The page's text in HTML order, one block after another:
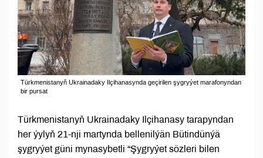
Türkmenistanyň Ukrainadaky Ilçihanasynda geçirilen şygryýet marafonyndan
bir pursat
Türkmenistanyň Ukrainadaky Ilçihanasy tarapyndan
her ýylyň 21-nji martynda bellenilýän Bütindünýä
şygryýet güni mynasybetli “Şygryýet sözleri bilen